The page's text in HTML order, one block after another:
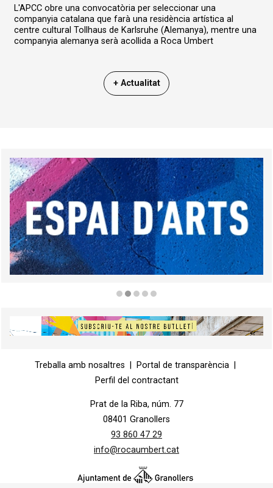
L'APCC obre una convocatòria per seleccionar una
companyia catalana que farà una residència artística al
centre cultural Tollhaus de Karlsruhe (Alemanya), mentre una
companyia alemanya serà acollida a Roca Umbert
+ Actualitat
Treballa amb nosaltres
Portal de transparència
Perfil del contractant
Prat de la Riba, núm. 77
08401 Granollers
93 860 47 29
info@rocaumbert.cat